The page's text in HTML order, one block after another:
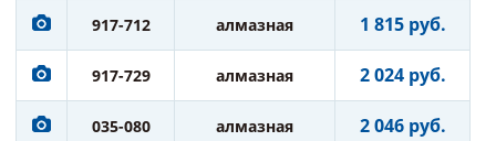
917-712 алмазная 1 815 руб.
917-729 алмазная 2 024 руб.
035-080 алмазная 2 046 руб.